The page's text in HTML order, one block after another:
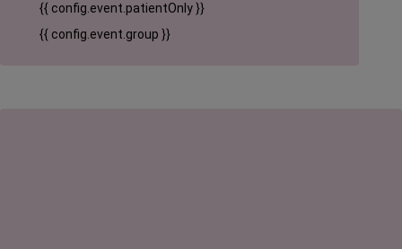
{{ config.event.patientOnly }}
{{ config.event.group }}